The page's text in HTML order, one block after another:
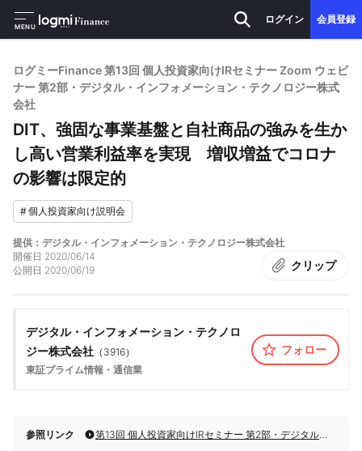
MENU
ログイン 会員登録
ログミーFinance 第13回 個人投資家向けIRセミナー Zoom ウェビ
ナー 第2部・デジタル・インフォメーション・テクノロジー株式
会社
DIT、強固な事業基盤と自社商品の強みを生か
し高い営業利益率を実現 増収増益でコロナ
の影響は限定的
#個人投資家向け説明会
提供：デジタル・インフォメーション・テクノロジー株式会社
開催日 2020/06/14
公開日 2020/06/19 クリップ
デジタル・インフォメーション・テクノロ
ジー株式会社 （ 3916）
東証プライム情報・通信業
フォロー
参照リンク 第13回 個人投資家向けIRセミナー 第2部・デジタル・インフォメーション・テクノロジー株式会社